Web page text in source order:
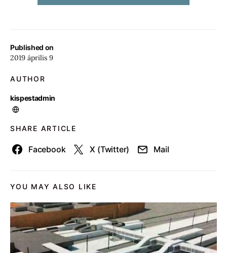
Published on
2019 április 9
AUTHOR
kispestadmin
SHARE ARTICLE
Facebook X (Twitter) Mail
YOU MAY ALSO LIKE